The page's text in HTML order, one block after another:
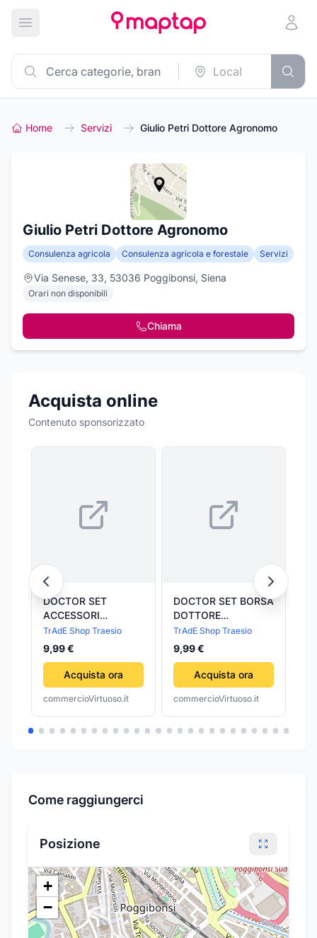
Apri menu principale
Home Servizi Giulio Petri Dottore Agronomo
Giulio Petri Dottore Agronomo
Consulenza agricola Consulenza agricola e forestale Servizi
Via Senese, 33, 53036 Poggibonsi, Siena
Orari non disponibili
Chiama
Acquista online
Contenuto sponsorizzato
DOCTOR SET
ACCESSORI
INFERMIERA
DOTTORE GIOCO
GIOCATTOLO BIMBA
BAMBINA
TrAdE Shop Traesio
9,99 €
Acquista ora
commercioVirtuoso.it
DOCTOR SET BORSA
DOTTORE
ACCESSORI
STETOSCOPIO
FORBICI
GIOCATTOLO GIOCO
BAMBINA
TrAdE Shop Traesio
9,99 €
Acquista ora
commercioVirtuoso.it
Come raggiungerci
Posizione
+
−